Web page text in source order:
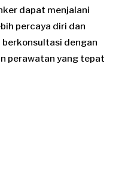
dapat menjalani
percaya diri dan
dengan
perawatan yang tepat